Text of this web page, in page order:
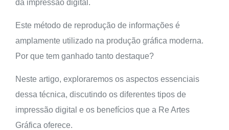
da impressão digital.
Este método de reprodução de informações é
amplamente utilizado na produção gráfica moderna.
Por que tem ganhado tanto destaque?
Neste artigo, exploraremos os aspectos essenciais
dessa técnica, discutindo os diferentes tipos de
impressão digital e os benefícios que a Re Artes
Gráfica oferece.